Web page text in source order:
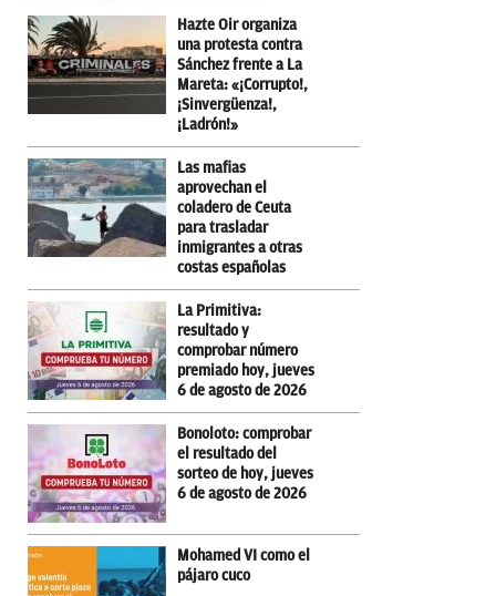
Hazte Oir organiza
una protesta contra
Sánchez frente a La
Mareta: «¡Corrupto!,
¡Sinvergüenza!,
¡Ladrón!»
Las mafias
aprovechan el
coladero de Ceuta
para trasladar
inmigrantes a otras
costas españolas
La Primitiva:
resultado y
comprobar número
premiado hoy, jueves
6 de agosto de 2026
Bonoloto: comprobar
el resultado del
sorteo de hoy, jueves
6 de agosto de 2026
Mohamed VI como el
pájaro cuco